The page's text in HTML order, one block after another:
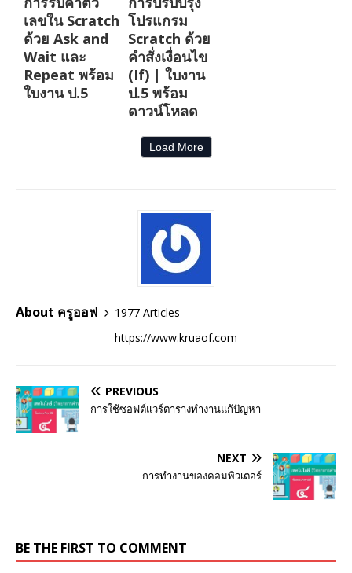
เลขใน Scratch
ด้วย Ask and
Wait และ
Repeat พร้อม
ใบงาน ป.5
โปรแกรม
Scratch ด้วย
คำสั่งเงื่อนไข
(If) | ใบงาน
ป.5 พร้อม
ดาวน์โหลด
Load More
About ครูออฟ
1977 Articles
https://www.kruaof.com
PREVIOUS
การใช้ซอฟต์แวร์ตารางทำงานแก้ปัญหา
NEXT
การทำงานของคอมพิวเตอร์
BE THE FIRST TO COMMENT